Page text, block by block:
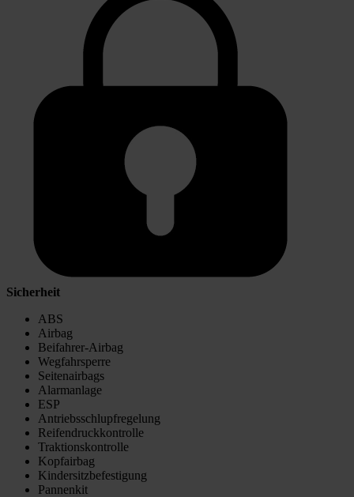
Sicherheit
ABS
Airbag
Beifahrer-Airbag
Wegfahrsperre
Seitenairbags
Alarmanlage
ESP
Antriebsschlupfregelung
Reifendruckkontrolle
Traktionskontrolle
Kopfairbag
Kindersitzbefestigung
Pannenkit